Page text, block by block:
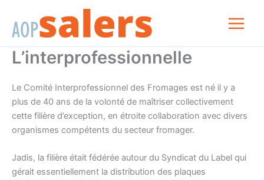
contenu
L’interprofessionnelle
Le Comité Interprofessionnel des Fromages est né il y a
plus de 40 ans de la volonté de maîtriser collectivement
cette filière d’exception, en étroite collaboration avec divers
organismes compétents du secteur fromager.
Jadis, la filière était fédérée autour du Syndicat du Label qui
gérait essentiellement la distribution des plaques